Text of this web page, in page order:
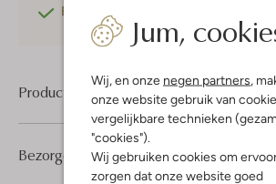
Jum,
Wij, en onze negen partners,
onze website gebruik van
vergelijkbare technieken
"cookies").
Wij gebruiken cookies om
zorgen dat onze website goed
Betaal achteraf
Product informatie
Bezorgen & retourneren